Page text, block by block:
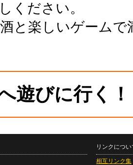
ください。
と楽しいゲーム
遊びに行く
リンクについ
相互リンク集